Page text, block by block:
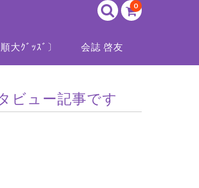
0
大ｸﾞｯｽﾞ〕 会誌 啓友
ビュー記事です